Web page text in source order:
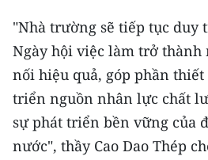
Media Thể thao
Media Giáo dục
Media Y tế
Media Khoa học - Công nghệ
"Nhà trường sẽ tiếp tục duy
Ngày hội việc làm trở
nối hiệu quả, góp phần
triển nguồn nhân lực chất
sự phát triển bền vững của
nước", thầy Cao Dao Thép